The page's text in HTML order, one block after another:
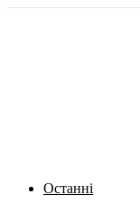
Останні